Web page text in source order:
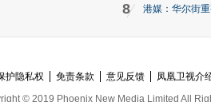
8 港媒：华尔街
护隐私权 免责条款 意见反馈 凤凰卫视介
© 2019 Phoenix New Media Limited All